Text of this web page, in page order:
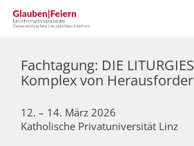
Fachtagung: DIE
Komplex von
12. – 14. März 2026
Katholische Privatuniversität Linz